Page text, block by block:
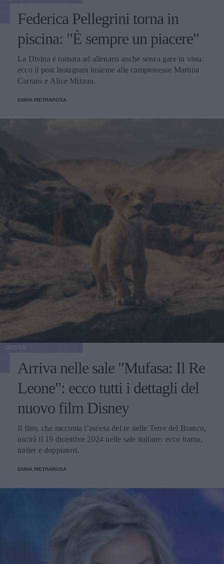
Federica Pellegrini torna in
piscina: "È sempre un piacere"
La Divina è tornata ad allenarsi anche senza gare in vista:
ecco il post Instagram insieme alle campionesse Martina
Carraro e Alice Mizzau.
EMMA PIETRAROSA
Arriva nelle sale "Mufasa: Il Re
Leone": ecco tutti i dettagli del
nuovo film Disney
Il film, che racconta l’ascesa del re nelle Terre del Branco,
uscirà il 19 dicembre 2024 nelle sale italiane: ecco trama,
trailer e doppiatori.
EMMA PIETRAROSA